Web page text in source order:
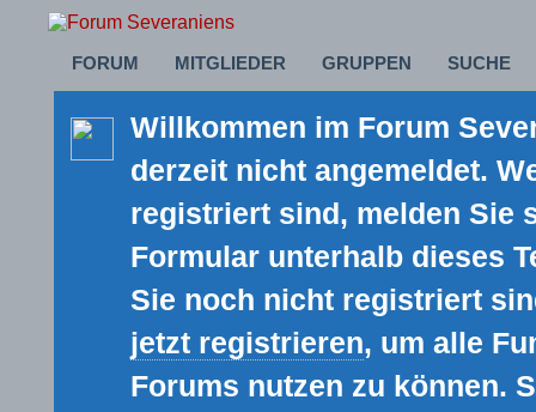
FORUM MITGLIEDER GRUPPEN SUCHE
Willkommen im Forum
derzeit nicht angemeldet.
registriert sind, melden Sie
Formular unterhalb dieses
Sie noch nicht registriert
jetzt registrieren, um alle
Forums nutzen zu können.